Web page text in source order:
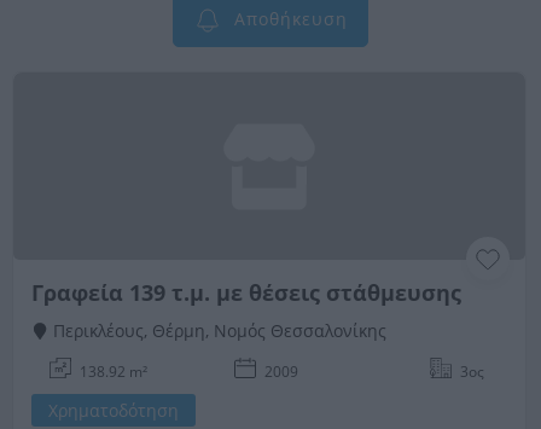
Αποθήκευση
Γραφεία 139 τ.μ. με θέσεις στάθμευσης
Περικλέους, Θέρμη, Νομός Θεσσαλονίκης
138.92 m² 2009 3ος
Χρηματοδότηση